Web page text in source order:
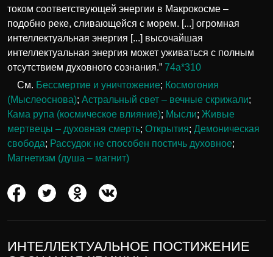
током соответствующей энергии в Макрокосме –
подобно реке, сливающейся с морем. [...] огромная
интеллектуальная энергия [...] высочайшая
интеллектуальная энергия может уживаться с полным
отсутствием духовного сознания.” 74а*310
См. Бессмертие и уничтожение; Космогония
(Мыслеоснова); Астральный свет – вечные скрижали;
Кама рупа (космическое влияние); Мысли; Живые
мертвецы – духовная смерть; Открытия; Демоническая
свобода; Рассудок не способен постичь духовное;
Магнетизм (душа – магнит)
ИНТЕЛЛЕКТУАЛЬНОЕ ПОСТИЖЕНИЕ